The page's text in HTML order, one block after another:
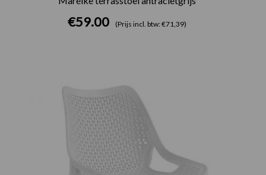
€59.00 (Prijs incl. btw: €71,39)